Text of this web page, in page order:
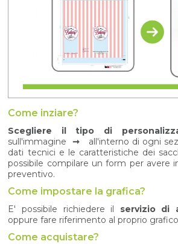
Come inziare?
Scegliere il tipo di
sull'immagine➞ all'interno di ogni
dati tecnici e le caratteristiche dei
possibile compilare un form per avere
preventivo.
Come impostare la grafica?
E' possibile richiedere il servizio di
oppure fare riferimento al proprio
Come acquistare?